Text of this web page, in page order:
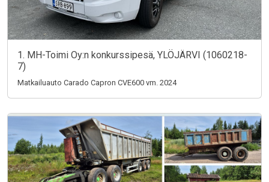
1. MH-Toimi Oy:n konkurssipesä, YLÖJÄRVI (1060218-
7)
Matkailuauto Carado Capron CVE600 vm. 2024